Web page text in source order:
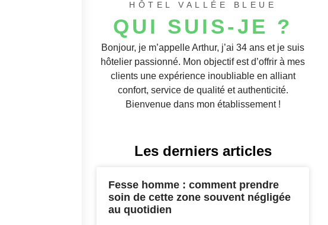
HÔTEL VALLÉE BLEUE
QUI SUIS-JE ?
Bonjour, je m’appelle Arthur, j’ai 34 ans et je suis
hôtelier passionné. Mon objectif est d’offrir à mes
clients une expérience inoubliable en alliant
confort, service de qualité et authenticité.
Bienvenue dans mon établissement !
Les derniers articles
Fesse homme : comment prendre
soin de cette zone souvent négligée
au quotidien